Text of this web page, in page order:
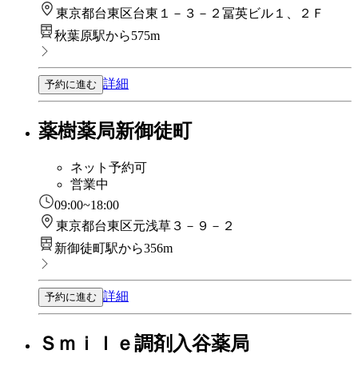
東京都台東区台東１－３－２冨英ビル１、２Ｆ
秋葉原駅から575m
予約に進む 詳細
薬樹薬局新御徒町
ネット予約可
営業中
09:00~18:00
東京都台東区元浅草３－９－２
新御徒町駅から356m
予約に進む 詳細
Ｓｍｉｌｅ調剤入谷薬局